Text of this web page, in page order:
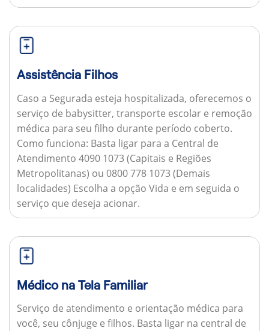
Assistência Filhos
Caso a Segurada esteja hospitalizada, oferecemos o
serviço de babysitter, transporte escolar e remoção
médica para seu filho durante período coberto.
Como funciona: Basta ligar para a Central de
Atendimento 4090 1073 (Capitais e Regiões
Metropolitanas) ou 0800 778 1073 (Demais
localidades) Escolha a opção Vida e em seguida o
serviço que deseja acionar.
Médico na Tela Familiar
Serviço de atendimento e orientação médica para
você, seu cônjuge e filhos. Basta ligar na central de